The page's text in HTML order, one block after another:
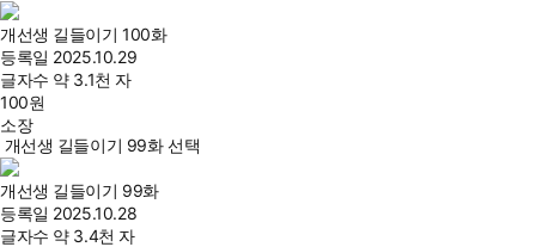
개선생 길들이기 100화
등록일 2025.10.29
글자수 약 3.1천 자
100원
소장
개선생 길들이기 99화 선택
개선생 길들이기 99화
등록일 2025.10.28
글자수 약 3.4천 자